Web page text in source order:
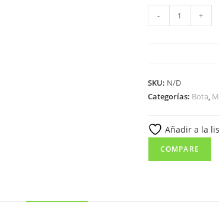
Botín
piel
con
y
cremallera
lateral
- +
SKU: N/D
Categorías: Bota,
Añadir a la
COMPARE